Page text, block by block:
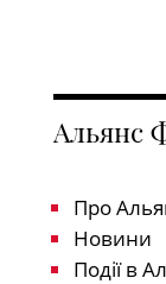
Альянс
Про
Новини
Події в